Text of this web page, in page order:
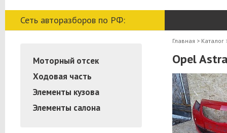
Сеть авторазборов по РФ:
Моторный отсек
Ходовая часть
Элементы кузова
Элементы салона
Главная > Каталог
Opel